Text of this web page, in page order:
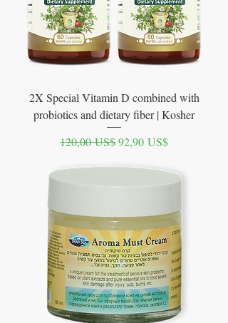
2X Special Vitamin D combined with
probiotics and dietary fiber | Kosher
Precio
120,00 US$Precio de oferta
92,90 US$